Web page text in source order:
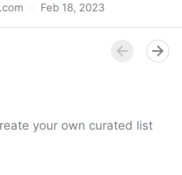
· Feb 18, 2023
your own curated list